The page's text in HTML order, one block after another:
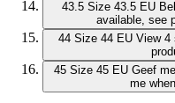
43.5 Size 43.5 EU
available, see
44 Size 44 EU View 4
45 Size 45 EU Geef
me